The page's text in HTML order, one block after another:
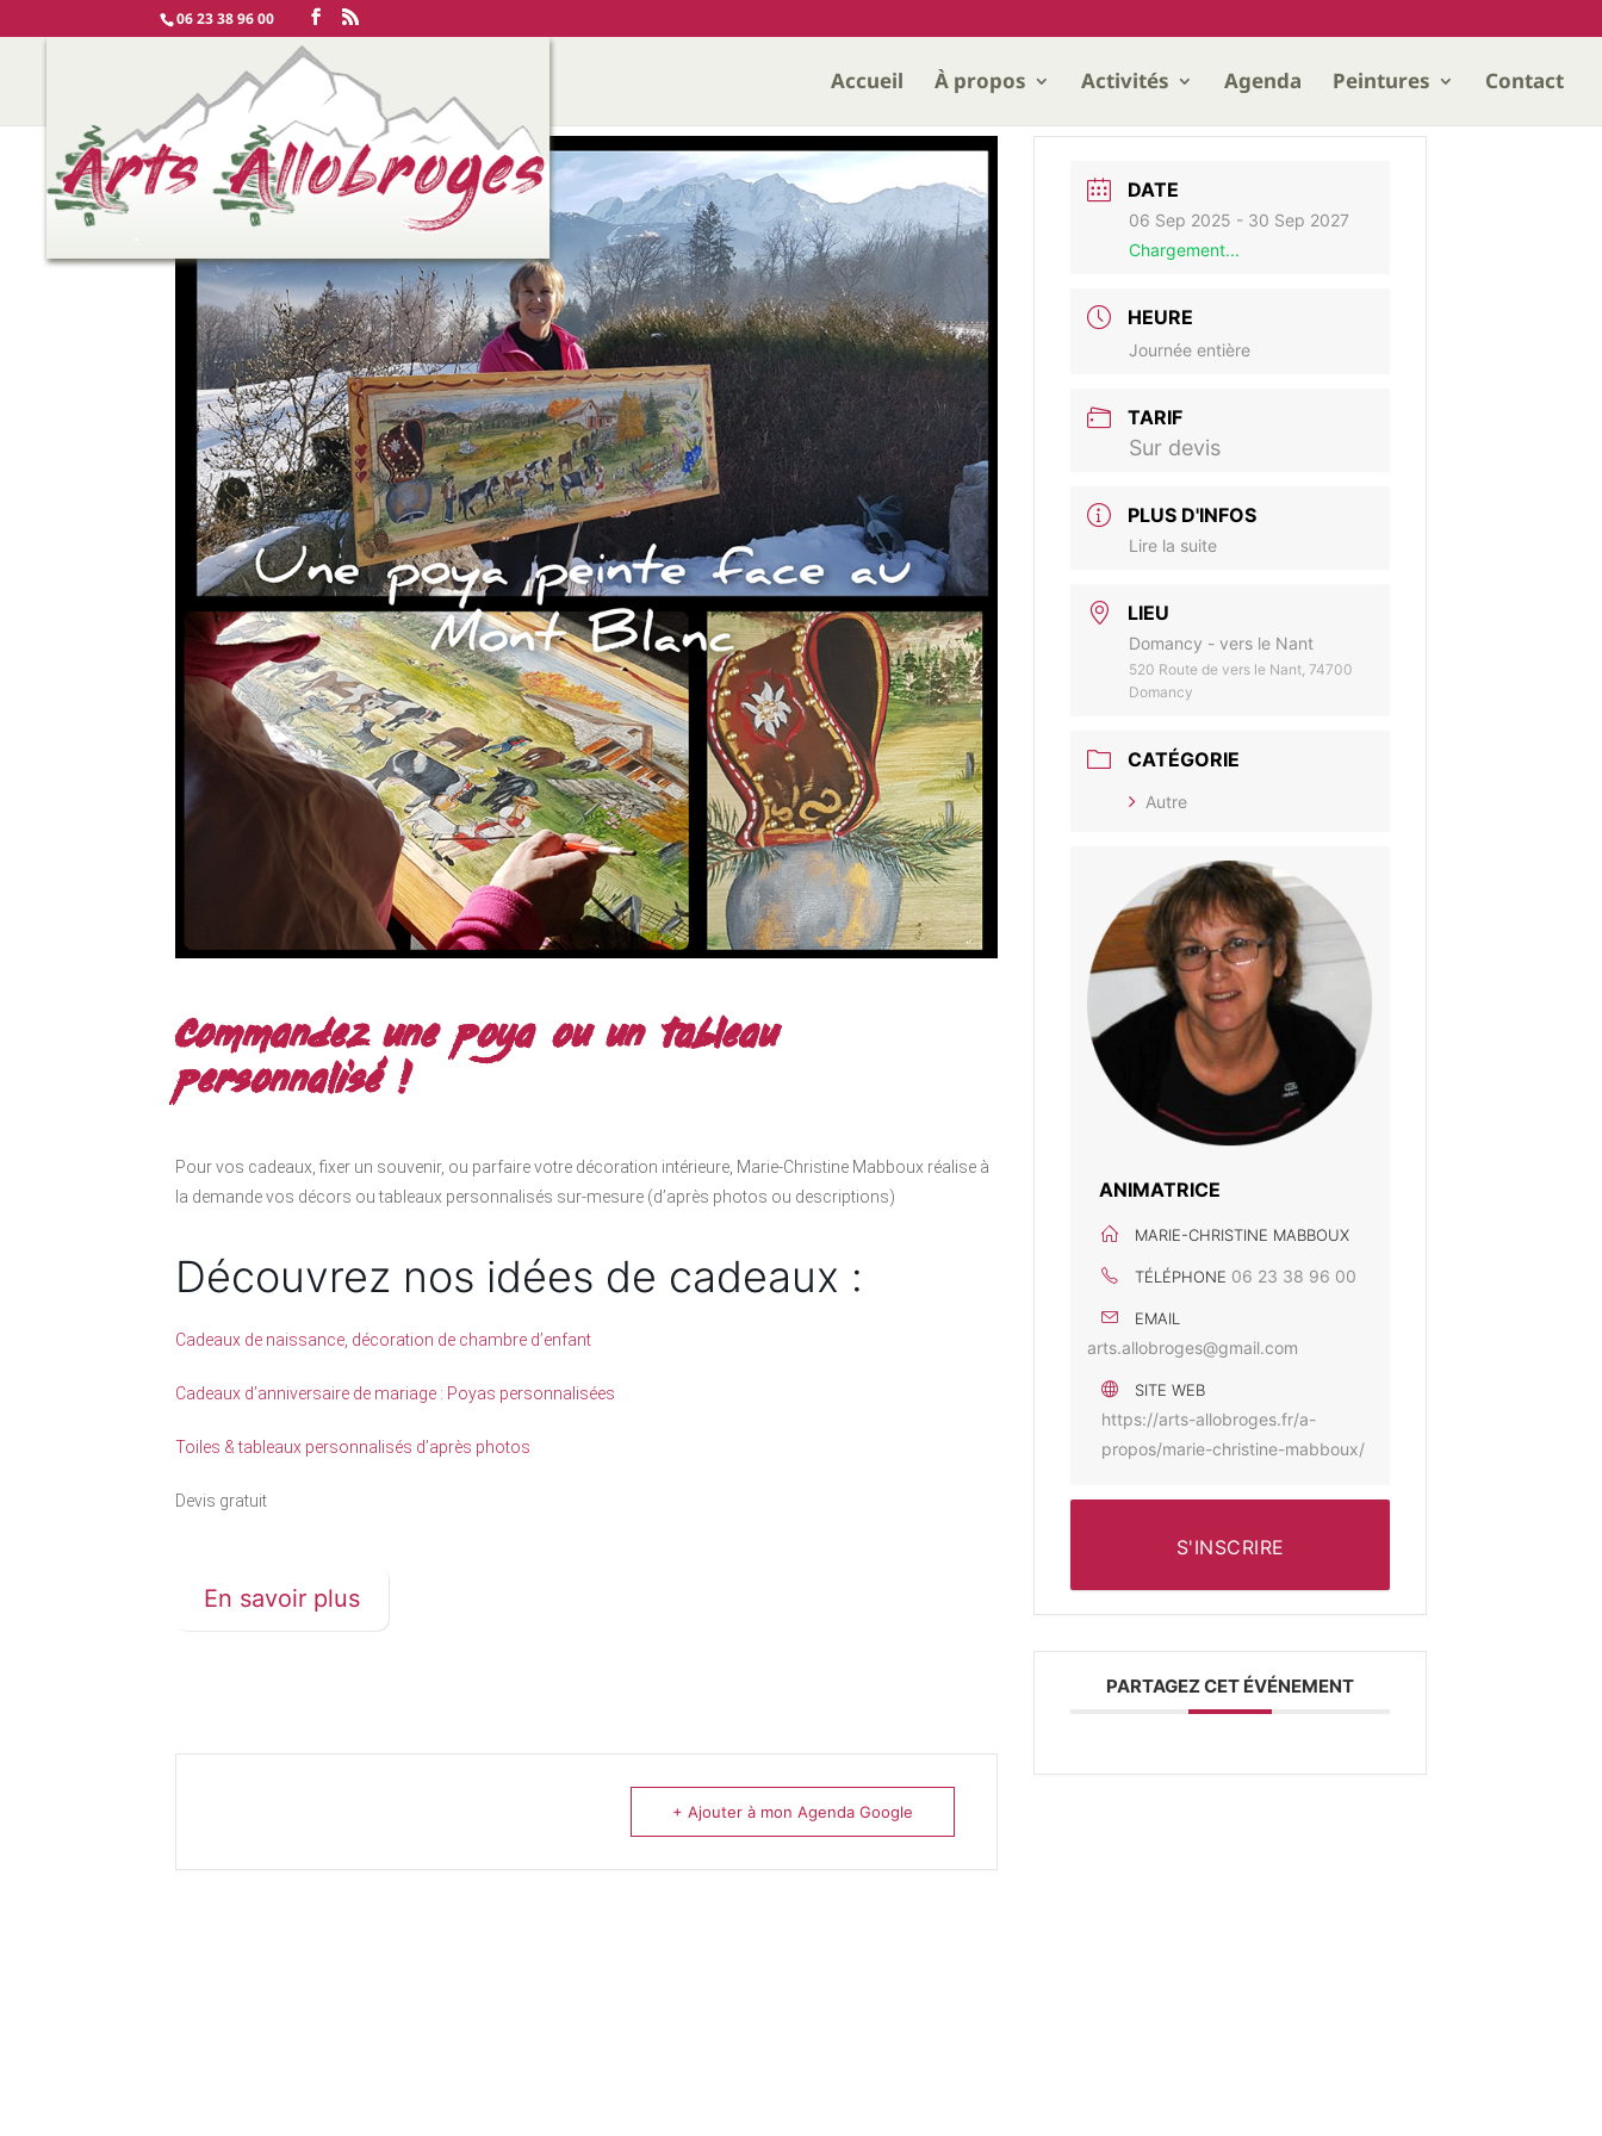
06 23 38 96 00
Accueil À propos Activités Agenda Peintures Contact
Commandez une poya ou un tableau
personnalisé !
Pour vos cadeaux, fixer un souvenir, ou parfaire votre décoration intérieure, Marie-Christine Mabboux réalise à
la demande vos décors ou tableaux personnalisés sur-mesure (d’après photos ou descriptions)
Découvrez nos idées de cadeaux :
Cadeaux de naissance, décoration de chambre d’enfant
Cadeaux d’anniversaire de mariage : Poyas personnalisées
Toiles & tableaux personnalisés d’après photos
Devis gratuit
En savoir plus
+ Ajouter à mon Agenda Google
DATE
06 Sep 2025 - 30 Sep 2027
Chargement...
HEURE
Journée entière
TARIF
Sur devis
PLUS D'INFOS
Lire la suite
LIEU
Domancy - vers le Nant
520 Route de vers le Nant, 74700
Domancy
CATÉGORIE
Autre
ANIMATRICE
MARIE-CHRISTINE MABBOUX
TÉLÉPHONE 06 23 38 96 00
EMAIL
arts.allobroges@gmail.com
SITE WEB
https://arts-allobroges.fr/a-
propos/marie-christine-mabboux/
S'INSCRIRE
PARTAGEZ CET ÉVÉNEMENT